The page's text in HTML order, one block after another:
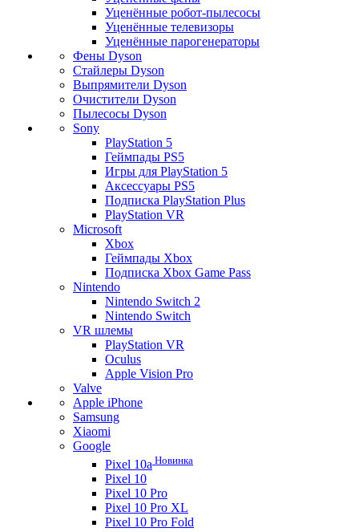
Уценённые робот-пылесосы
Уценённые телевизоры
Уценённые парогенераторы
Фены Dyson
Стайлеры Dyson
Выпрямители Dyson
Очистители Dyson
Пылесосы Dyson
Sony
PlayStation 5
Геймпады PS5
Игры для PlayStation 5
Аксессуары PS5
Подписка PlayStation Plus
PlayStation VR
Microsoft
Xbox
Геймпады Xbox
Подписка Xbox Game Pass
Nintendo
Nintendo Switch 2
Nintendo Switch
VR шлемы
PlayStation VR
Oculus
Apple Vision Pro
Valve
Apple iPhone
Samsung
Xiaomi
Google
Pixel 10a Новинка
Pixel 10
Pixel 10 Pro
Pixel 10 Pro XL
Pixel 10 Pro Fold